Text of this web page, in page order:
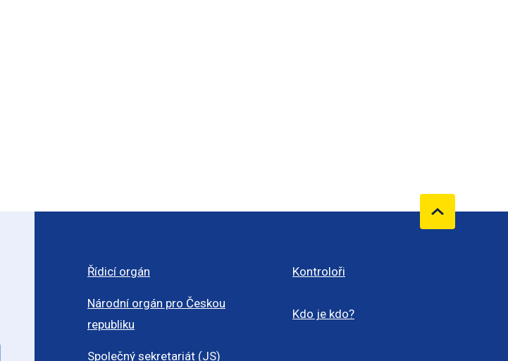
Řídicí orgán
Národní orgán pro Českou
republiku
Společný sekretariát (JS)
Kontroloři
Kdo je kdo?